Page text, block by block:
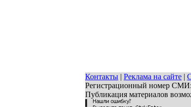
Контакты | Реклама на сайте |
Регистрационный номер
Публикация материалов